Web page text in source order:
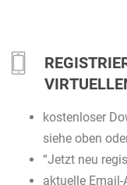
kostenloser
siehe oben
“Jetzt neu
aktuelle